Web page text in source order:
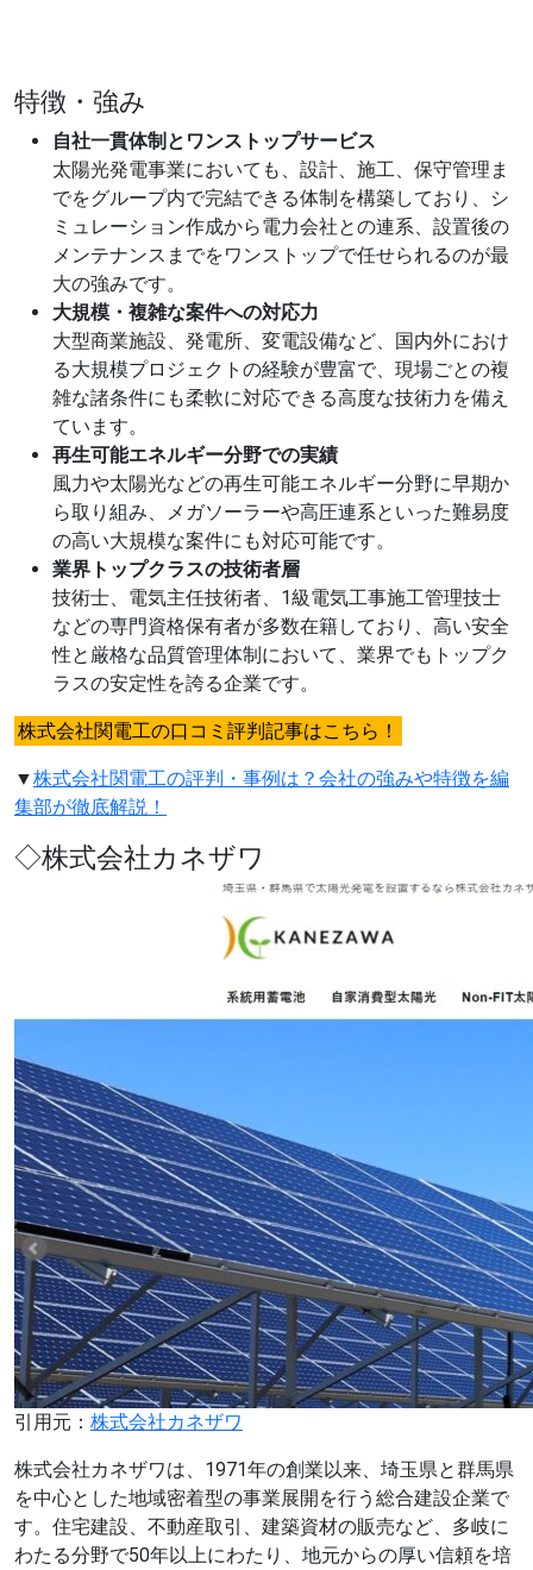
特徴・強み
自社一貫体制とワンストップサービス
太陽光発電事業においても、設計、施工、保守管理ま
でをグループ内で完結できる体制を構築しており、シ
ミュレーション作成から電力会社との連系、設置後の
メンテナンスまでをワンストップで任せられるのが最
大の強みです。
大規模・複雑な案件への対応力
大型商業施設、発電所、変電設備など、国内外におけ
る大規模プロジェクトの経験が豊富で、現場ごとの複
雑な諸条件にも柔軟に対応できる高度な技術力を備え
ています。
再生可能エネルギー分野での実績
風力や太陽光などの再生可能エネルギー分野に早期か
ら取り組み、メガソーラーや高圧連系といった難易度
の高い大規模な案件にも対応可能です。
業界トップクラスの技術者層
技術士、電気主任技術者、1級電気工事施工管理技士
などの専門資格保有者が多数在籍しており、高い安全
性と厳格な品質管理体制において、業界でもトップク
ラスの安定性を誇る企業です。
株式会社関電工の口コミ評判記事はこちら！
▼株式会社関電工の評判・事例は？会社の強みや特徴を編
集部が徹底解説！
◇株式会社カネザワ
引用元： 株式会社カネザワ
株式会社カネザワは、1971年の創業以来、埼玉県と群馬県
を中心とした地域密着型の事業展開を行う総合建設企業で
す。住宅建設、不動産取引、建築資材の販売など、多岐に
わたる分野で50年以上にわたり、地元からの厚い信頼を培